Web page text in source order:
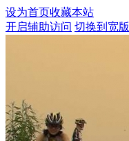
设为首页收藏本站
开启辅助访问 切换到宽版